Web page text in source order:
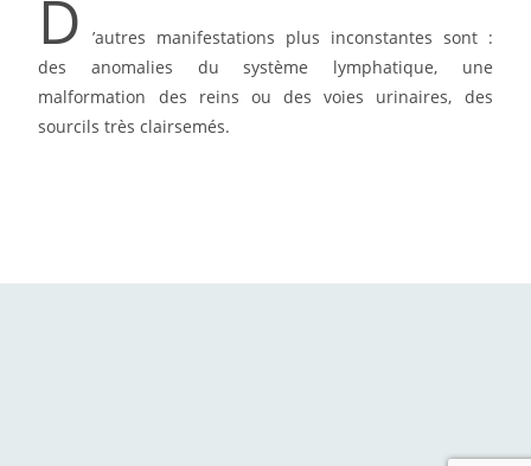
D
’autres manifestations plus inconstantes sont :
des anomalies du système lymphatique, une
malformation des reins ou des voies urinaires, des
sourcils très clairsemés.